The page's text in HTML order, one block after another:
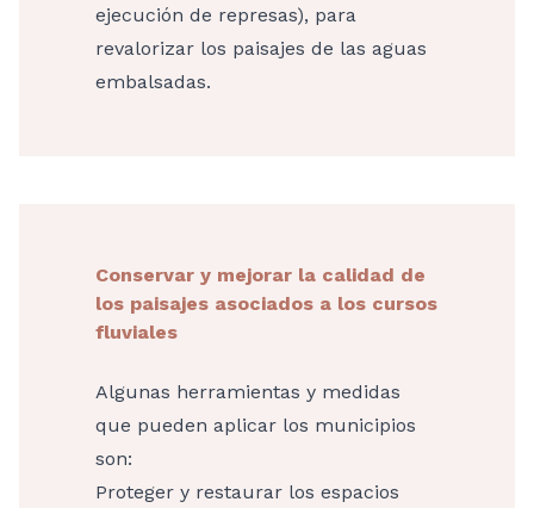
ejecución de represas), para
revalorizar los paisajes de las aguas
embalsadas.
Conservar y mejorar la calidad de
los paisajes asociados a los cursos
fluviales
Algunas herramientas y medidas
que pueden aplicar los municipios
son:
Proteger y restaurar los espacios